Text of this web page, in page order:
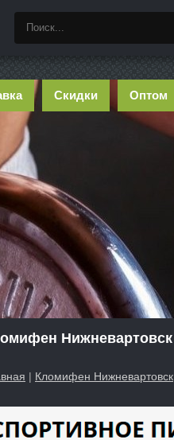
Скидки Оптом
Нижневартовск
| Кломифен Нижневартовск